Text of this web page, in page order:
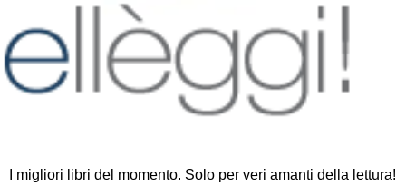
I migliori libri del momento. Solo per veri amanti della lettura!